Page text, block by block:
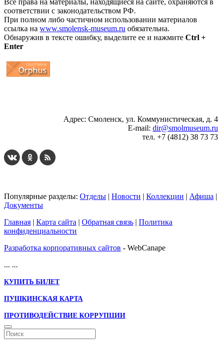
соответствии с законодательством РФ.
При полном либо частичном использовании материалов
ссылка на www.smolensk-museum.ru обязательна.
Обнаружив в тексте ошибку, выделите ее и нажмите Ctrl +
Enter
Адрес: Смоленск, ул. Коммунистическая, д. 4
E-mail: dir@smolmuseum.ru
тел. +7 (4812) 38 73 73
Популярные разделы: Отделы | Новости | Коллекции | Афиша |
Документы
Главная | Карта сайта | Обратная связь | Политика
конфиденциальности
Разработка корпоративных сайтов - WebCanape
... ...
КУПИТЬ БИЛЕТ
ПУШКИНСКАЯ КАРТА
ПРОТИВОДЕЙСТВИЕ КОРРУПЦИИ